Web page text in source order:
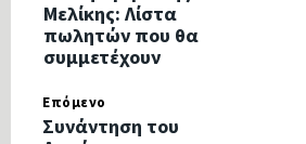
Μελίκης: Λίστα
πωλητών που θα
συμμετέχουν
Επόμενο
Συνάντηση του